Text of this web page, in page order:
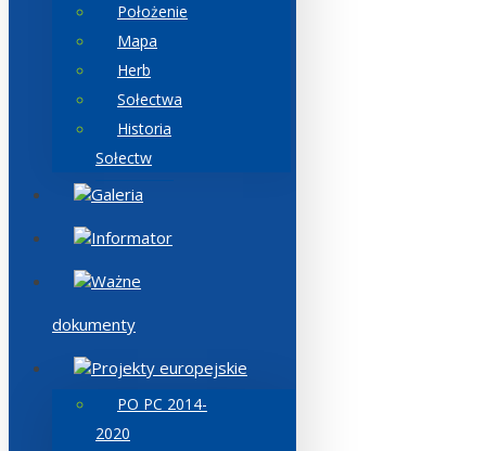
Położenie
Mapa
Herb
Sołectwa
Historia
Sołectw
Galeria
Informator
Ważne
dokumenty
Projekty europejskie
PO PC 2014-
2020